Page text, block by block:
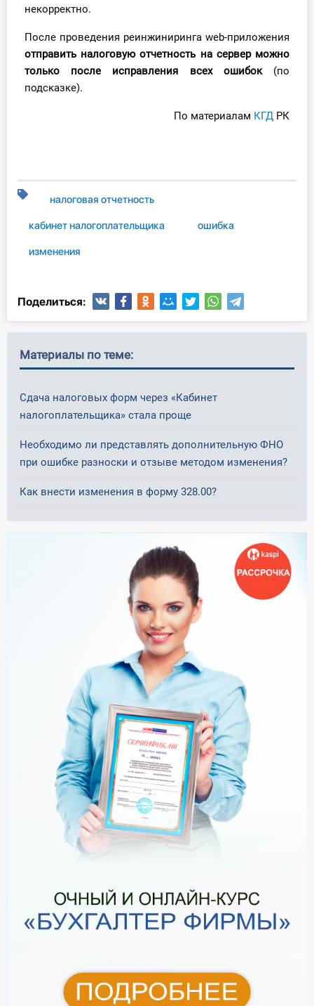
Кадры. Труд. Зарплата.
Учет по отраслям
Юридический помощник
бухгалтера
некорректно.
После проведения реинжиниринга web-приложения
отправить налоговую отчетность на сервер можно
только после исправления всех ошибок(по
подсказке).
По материалам КГД РК
налоговая отчетность
кабинет налогоплательщика ошибка
изменения
Поделиться:
Материалы по теме:
Сдача налоговых форм через «Кабинет
налогоплательщика» стала проще
Необходимо ли представлять дополнительную ФНО
при ошибке разноски и отзыве методом изменения?
Как внести изменения в форму 328.00?